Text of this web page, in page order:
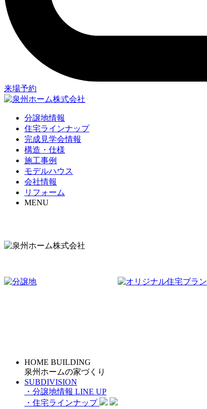
来場予約
分譲地情報
住宅ラインナップ
完成見学会情報
構造・仕様
施工事例
モデルハウス
会社情報
リフォーム
MENU
HOME BUILDING
泉州ホームの家づくり
SUBDIVISION
・分譲地情報 LINE UP
・住宅ラインナップ